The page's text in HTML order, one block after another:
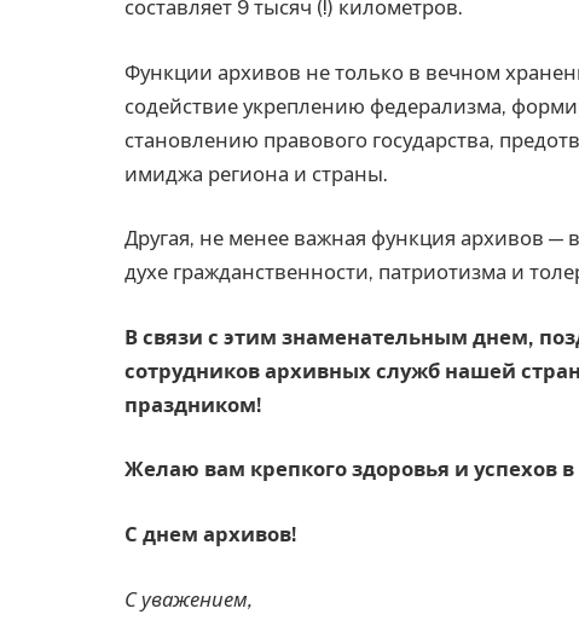
составляет 9 тысяч (!) километров.
Функции архивов не только в вечном
содействие укреплению федерализма,
становлению правового государства,
имиджа региона и страны.
Другая, не менее важная функция архивов —
духе гражданственности, патриотизма и
В связи с этим знаменательным днем,
сотрудников архивных служб нашей
праздником!
Желаю вам крепкого здоровья и успехов в
С днем архивов!
С уважением,